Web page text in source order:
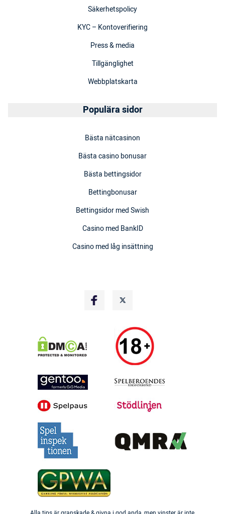
Säkerhetspolicy
KYC – Kontoverifiering
Press & media
Tillgänglighet
Webbplatskarta
Populära sidor
Bästa nätcasinon
Bästa casino bonusar
Bästa bettingsidor
Bettingbonusar
Bettingsidor med Swish
Casino med BankID
Casino med låg insättning